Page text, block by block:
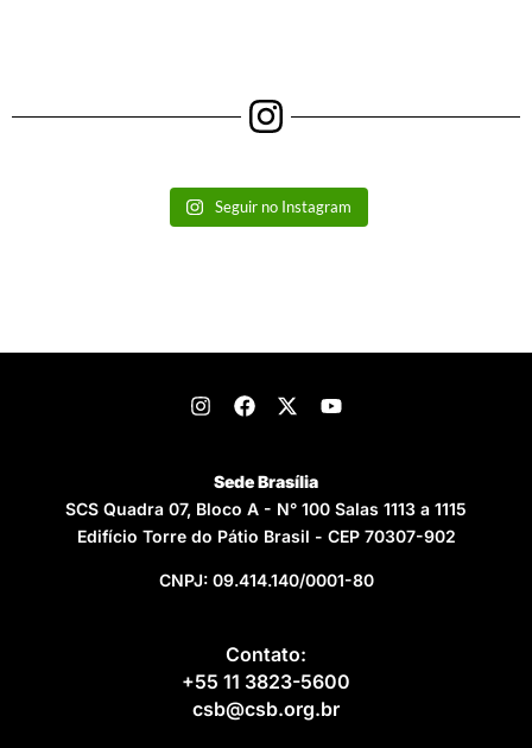
Seguir no Instagram
Sede Brasília
SCS Quadra 07, Bloco A - N° 100 Salas 1113 a 1115
Edifício Torre do Pátio Brasil - CEP 70307-902
CNPJ: 09.414.140/0001-80
Contato:
+55 11 3823-5600
csb@csb.org.br